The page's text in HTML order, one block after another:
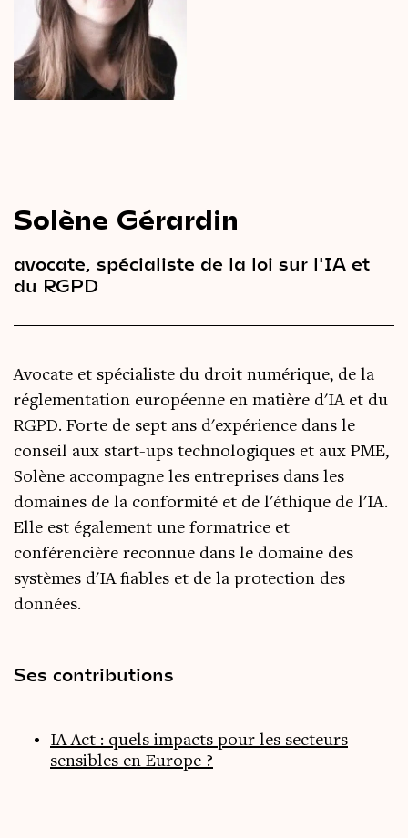
Neurosciences
Le magazine
3,14
Vidéos
& Podcast
Solène Gérardin
avocate, spécialiste de la loi sur l'IA et
du RGPD
Avocate et spécialiste du droit numérique, de la
réglementation européenne en matière d'IA et du
RGPD. Forte de sept ans d'expérience dans le
conseil aux start-ups technologiques et aux PME,
Solène accompagne les entreprises dans les
domaines de la conformité et de l'éthique de l'IA.
Elle est également une formatrice et
conférencière reconnue dans le domaine des
systèmes d'IA fiables et de la protection des
données.
Ses contributions
IA Act : quels impacts pour les secteurs
sensibles en Europe ?